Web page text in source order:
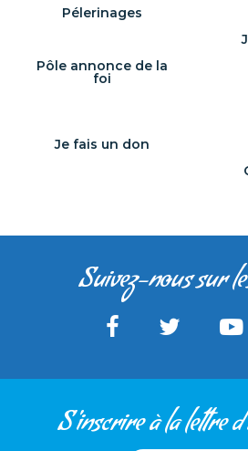
Pélerinages
Pôle annonce de la
foi
Je fais un don
Suivez-nous sur
S'inscrire à la lettre